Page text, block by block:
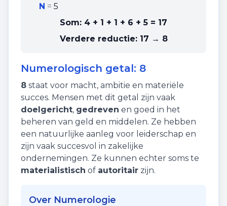
N = 5
Som: 4 + 1 + 1 + 6 + 5 = 17
Verdere reductie: 17 → 8
Numerologisch getal: 8
8 staat voor macht, ambitie en materiële
succes. Mensen met dit getal zijn vaak
doelgericht, gedreven en goed in het
beheren van geld en middelen. Ze hebben
een natuurlijke aanleg voor leiderschap en
zijn vaak succesvol in zakelijke
ondernemingen. Ze kunnen echter soms te
materialistisch of autoritair zijn.
Over Numerologie